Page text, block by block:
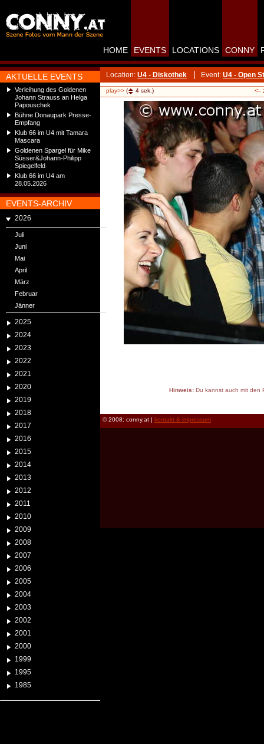
AKTUELLE EVENTS
Verleihung des Goldenen
Johann Strauss an Helga
Papouschek
Bühne Donaupark Presse-
Empfang
Klub 66 im U4 mit Tamara
Mascara
Goldenen Spargel für Mike
Süsser&Johann-Philipp
Spiegelfeld
Klub 66 im U4 am
28.05.2026
EVENTS-ARCHIV
2026
Juli
Juni
Mai
April
März
Februar
Jänner
2025
2024
2023
2022
2021
2020
2019
2018
2017
2016
2015
2014
2013
2012
2011
2010
2009
2008
2007
2006
2005
2004
2003
2002
2001
2000
1999
1995
1985
HOME EVENTS LOCATIONS CONNY
Location: U4 - Diskothek Event: U4 - Open
play>> ( 4 sek.) <-
Hinweis:Du kannst auch mit den
© 2008: conny.at | kontakt & impressum